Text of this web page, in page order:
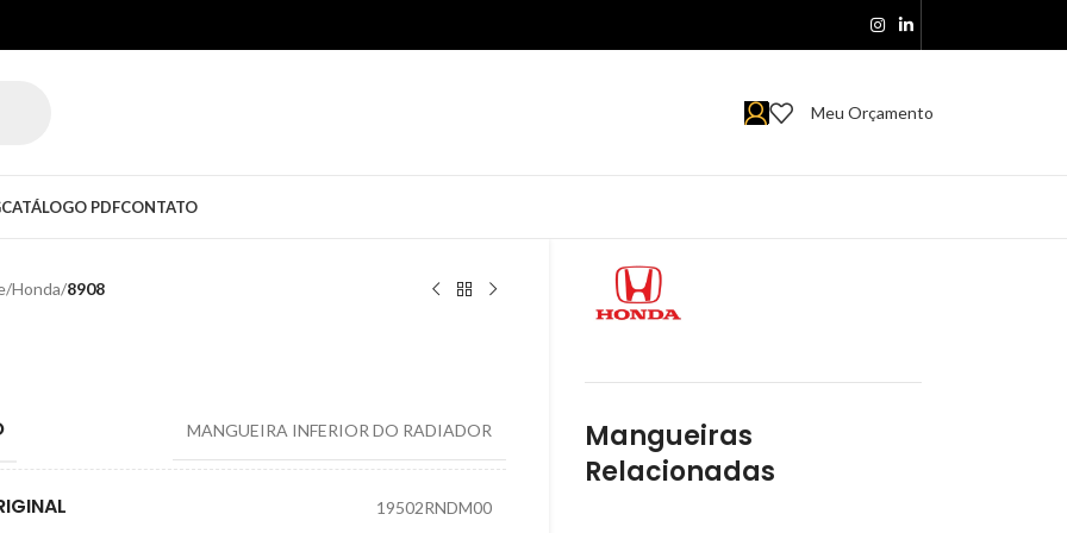
Meu Orçamento
CATÁLOGO PDFCONTATO
/Honda/8908
MANGUEIRA INFERIOR DO RADIADOR
19502RNDM00
Mangueiras
Relacionadas